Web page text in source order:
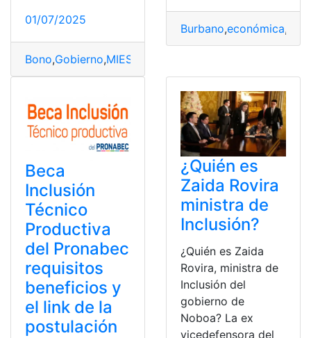
01/07/2025
Bono,Gobierno,MIES
Burbano,económica,
Beca
Inclusión
Técnico
Productiva
del Pronabec
requisitos
beneficios y
el link de la
postulación
¿Quién es
Zaida Rovira
ministra de
Inclusión?
¿Quién es Zaida
Rovira, ministra de
Inclusión del
gobierno de
Noboa? La ex
vicedefensora del